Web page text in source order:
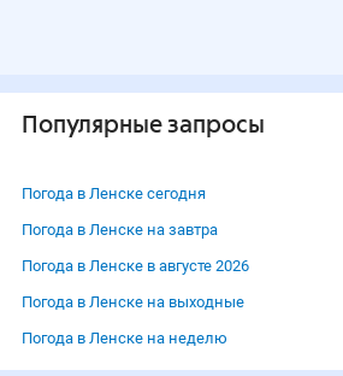
Популярные запросы
Погода в Ленске сегодня
Погода в Ленске на завтра
Погода в Ленске в августе 2026
Погода в Ленске на выходные
Погода в Ленске на неделю